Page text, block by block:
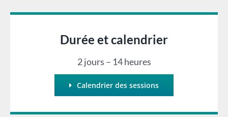
Durée et calendrier
2 jours – 14 heures
Calendrier des sessions